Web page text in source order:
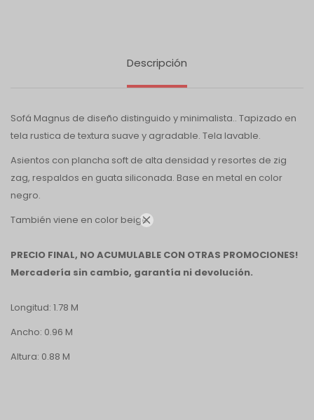

Descripción
Sofá Magnus de diseño distinguido y minimalista.. Tapizado en
tela rustica de textura suave y agradable. Tela lavable.
Asientos con plancha soft de alta densidad y resortes de zig
zag, respaldos en guata siliconada. Base en metal en color
negro.
También viene en color beige
PRECIO FINAL, NO ACUMULABLE CON OTRAS PROMOCIONES!
Mercadería sin cambio, garantía ni devolución.
Longitud: 1.78 M
Ancho: 0.96 M
Altura: 0.88 M